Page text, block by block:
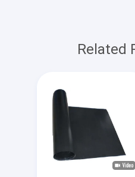
Related